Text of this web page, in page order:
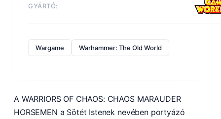
GYÁRTÓ:
Wargame Warhammer: The Old World
A WARRIORS OF CHAOS: CHAOS MARAUDER
HORSEMEN a Sötét Istenek nevében portyázó